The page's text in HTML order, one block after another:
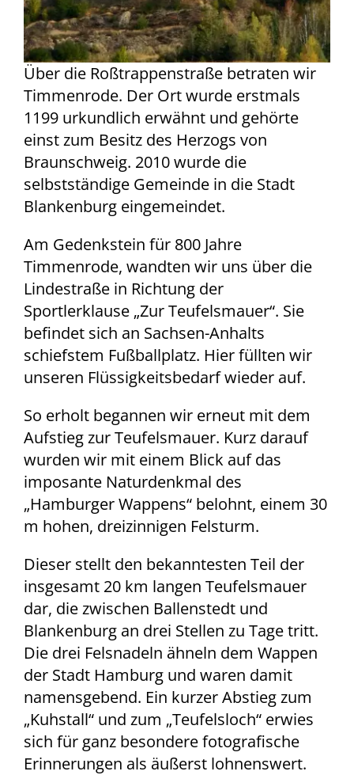
Über die Roßtrappenstraße betraten wir
Timmenrode. Der Ort wurde erstmals
1199 urkundlich erwähnt und gehörte
einst zum Besitz des Herzogs von
Braunschweig. 2010 wurde die
selbstständige Gemeinde in die Stadt
Blankenburg eingemeindet.
Am Gedenkstein für 800 Jahre
Timmenrode, wandten wir uns über die
Lindestraße in Richtung der
Sportlerklause „Zur Teufelsmauer“. Sie
befindet sich an Sachsen-Anhalts
schiefstem Fußballplatz. Hier füllten wir
unseren Flüssigkeitsbedarf wieder auf.
So erholt begannen wir erneut mit dem
Aufstieg zur Teufelsmauer. Kurz darauf
wurden wir mit einem Blick auf das
imposante Naturdenkmal des
„Hamburger Wappens“ belohnt, einem 30
m hohen, dreizinnigen Felsturm.
Dieser stellt den bekanntesten Teil der
insgesamt 20 km langen Teufelsmauer
dar, die zwischen Ballenstedt und
Blankenburg an drei Stellen zu Tage tritt.
Die drei Felsnadeln ähneln dem Wappen
der Stadt Hamburg und waren damit
namensgebend. Ein kurzer Abstieg zum
„Kuhstall“ und zum „Teufelsloch“ erwies
sich für ganz besondere fotografische
Erinnerungen als äußerst lohnenswert.